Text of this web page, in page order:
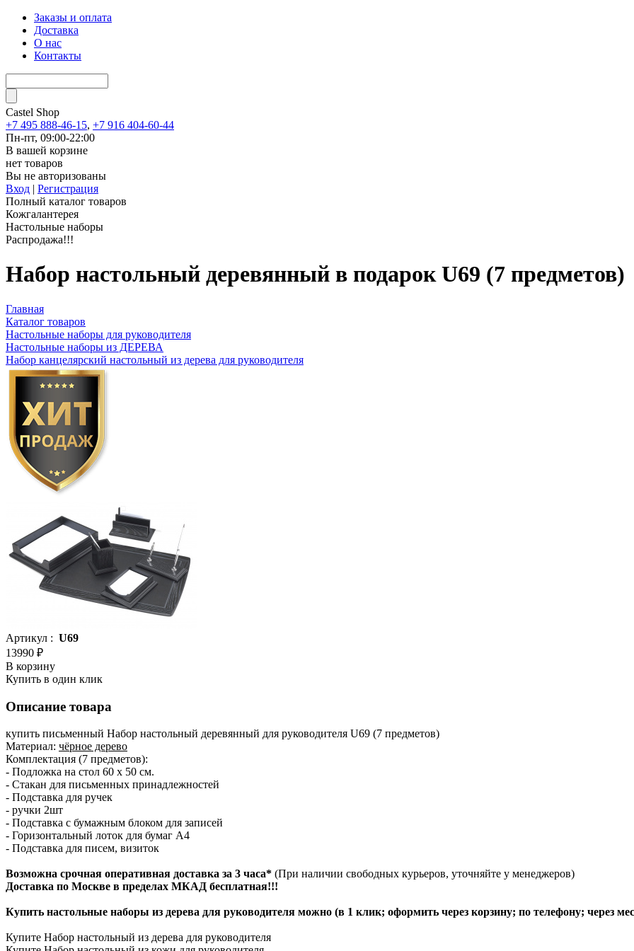
Заказы и оплата
Доставка
О нас
Контакты
Castel Shop
+7 495 888-46-15, +7 916 404-60-44
Пн-пт, 09:00-22:00
В вашей корзине
нет товаров
Вы не авторизованы
Вход | Регистрация
Полный каталог товаров
Кожгалантерея
Настольные наборы
Распродажа!!!
Набор настольный деревянный в подарок U69 (7 предметов)
Главная
Каталог товаров
Настольные наборы для руководителя
Настольные наборы из ДЕРЕВА
Набор канцелярский настольный из дерева для руководителя
Артикул : U69
13990 ₽
В корзину
Купить в один клик
Описание товара
купить письменный Набор настольный деревянный для руководителя U69 (7 предметов)
Материал: чёрное дерево
Комплектация (7 предметов):
- Подложка на стол 60 х 50 см.
- Стакан для письменных принадлежностей
- Подставка для ручек
- ручки 2шт
- Подставка с бумажным блоком для записей
- Горизонтальный лоток для бумаг А4
- Подставка для писем, визиток
Возможна срочная оперативная доставка за 3 часа* (При наличии свободных курьеров, уточняйте у менеджеров)
Доставка по Москве в пределах МКАД бесплатная!!!
Купить настольные наборы из дерева для руководителя можно (в 1 клик; оформить через корзину; по телефону; через
Купите Набор настольный из дерева для руководителя